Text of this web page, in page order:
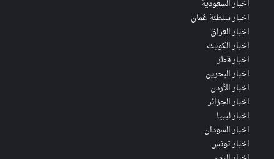
اخبار السعودية
اخبار سلطنة عُمان
اخبار العراق
اخبار الكويت
اخبار قطر
اخبار البحرين
اخبار الأردن
اخبار الجزائر
اخبار ليبيا
اخبار السودان
اخبار تونس